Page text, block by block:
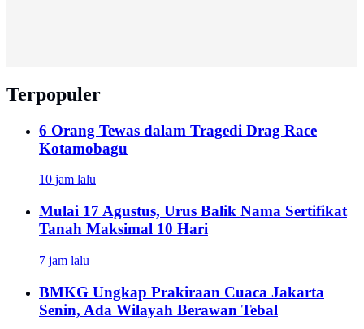
Terpopuler
6 Orang Tewas dalam Tragedi Drag Race
Kotamobagu
10 jam lalu
Mulai 17 Agustus, Urus Balik Nama Sertifikat
Tanah Maksimal 10 Hari
7 jam lalu
BMKG Ungkap Prakiraan Cuaca Jakarta
Senin, Ada Wilayah Berawan Tebal